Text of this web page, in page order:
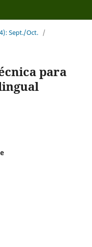
Sept./Oct. /
para